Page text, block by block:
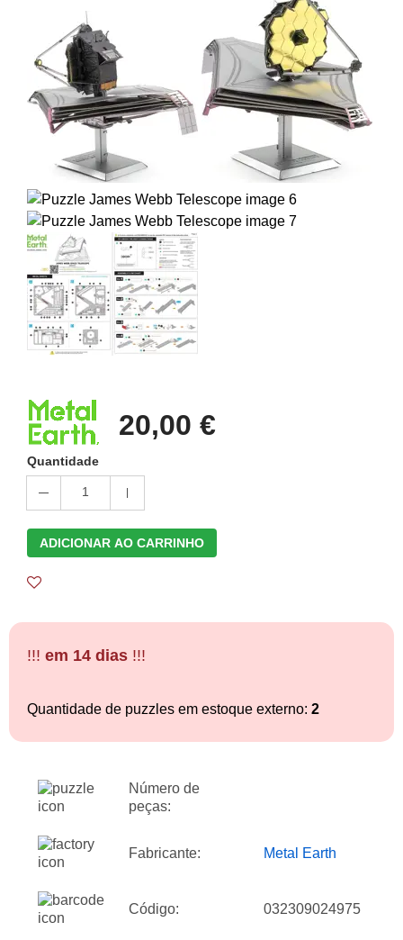
20,00 €
Quantidade
1
ADICIONAR AO CARRINHO
!!! em 14 dias !!!
Quantidade de puzzles em estoque externo: 2
Número de
peças:
Fabricante: Metal Earth
Código: 032309024975